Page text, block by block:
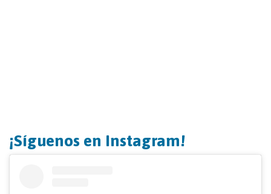
¡Síguenos en Instagram!